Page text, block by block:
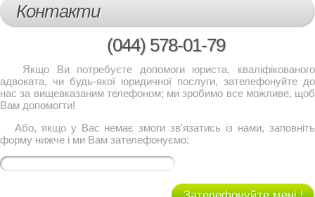
Контакти
(044) 578-01-79
Якщо Ви потребуєте допомоги юриста, кваліфікованого
адвоката, чи будь-якої юридичної послуги, зателефонуйте до
нас за вищевказаним телефоном; ми зробимо все можливе, щоб
Вам допомогти!
Або, якщо у Вас немає змоги зв'язатись із нами, заповніть
форму нижче і ми Вам зателефонуємо: